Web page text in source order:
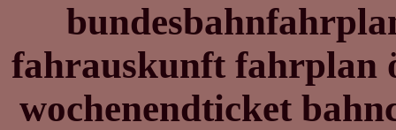
fahrauskunft fahrplan
wochenendticket